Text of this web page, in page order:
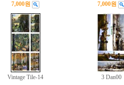
7,000원 7,000원
Vintage Tile-14 3 Dan00